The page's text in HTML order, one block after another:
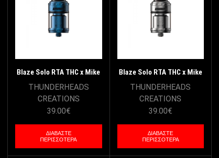
Blaze Solo RTA THC x Mike
Vapes – Blue
THUNDERHEADS
CREATIONS
39.00€
ΔΙΑΒΆΣΤΕ
ΠΕΡΙΣΣΌΤΕΡΑ
Blaze Solo RTA THC x Mike
Vapes – SS
THUNDERHEADS
CREATIONS
39.00€
ΔΙΑΒΆΣΤΕ
ΠΕΡΙΣΣΌΤΕΡΑ